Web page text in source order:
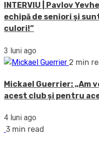
INTERVIU | Pavlov
echipă de seniori și
culori!”
3 luni ago
2 min
Mickael Guerrier: „Am
acest club și pentru
4 luni ago
3 min read